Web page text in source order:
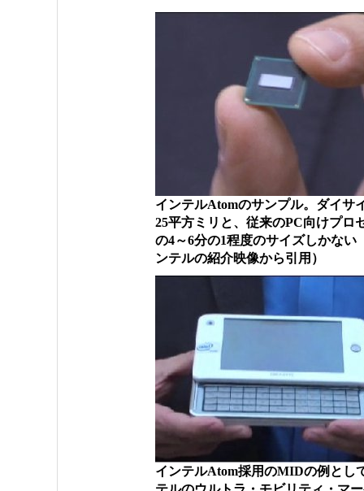
インテルAtomのサンプル。ダイサ
25平方ミリと、従来のPC向けプロ
の4～6分の1程度のサイズしかない
ンテルの紹介映像から引用）
インテルAtom採用のMIDの例とし